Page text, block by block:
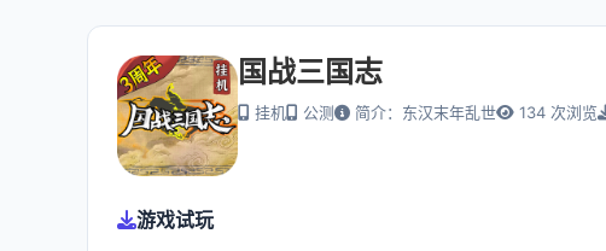
国战三国志
挂机 公测 简介：东汉末年乱世 134 次浏览
游戏试玩